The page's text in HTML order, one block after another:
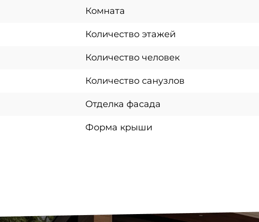
Комната
Количество этажей
Количество человек
Количество санузлов
Отделка фасада
Форма крыши